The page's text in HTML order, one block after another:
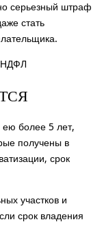
серьезный штраф
стать
ею более 5 лет,
получены в
срок
участков и
срок владения